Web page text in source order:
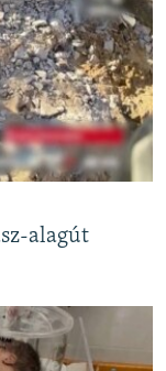
alagút